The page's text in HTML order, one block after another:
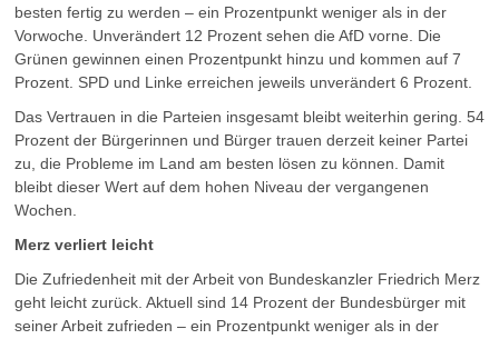
besten fertig zu werden – ein Prozentpunkt weniger als in der
Vorwoche. Unverändert 12 Prozent sehen die AfD vorne. Die
Grünen gewinnen einen Prozentpunkt hinzu und kommen auf 7
Prozent. SPD und Linke erreichen jeweils unverändert 6 Prozent.
Das Vertrauen in die Parteien insgesamt bleibt weiterhin gering. 54
Prozent der Bürgerinnen und Bürger trauen derzeit keiner Partei
zu, die Probleme im Land am besten lösen zu können. Damit
bleibt dieser Wert auf dem hohen Niveau der vergangenen
Wochen.
Merz verliert leicht
Die Zufriedenheit mit der Arbeit von Bundeskanzler Friedrich Merz
geht leicht zurück. Aktuell sind 14 Prozent der Bundesbürger mit
seiner Arbeit zufrieden – ein Prozentpunkt weniger als in der